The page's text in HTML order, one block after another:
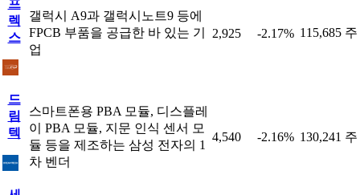
프
렉
스
갤럭시 A9과 갤럭시노트9 등에
FPCB 부품을 공급한 바 있는 기
업
2,925 -2.17% 115,685 주
드
림
텍
스마트폰용 PBA 모듈, 디스플레
이 PBA 모듈, 지문 인식 센서 모
듈 등을 제조하는 삼성 전자의 1
차 벤더
4,540 -2.16% 130,241 주